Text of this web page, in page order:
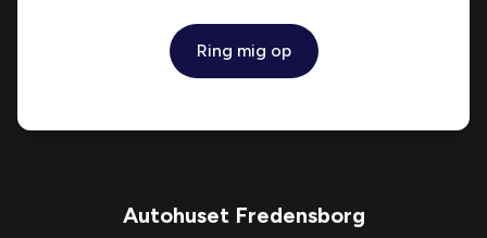
Kørecomputer
Ring mig op
Autohuset Fredensborg